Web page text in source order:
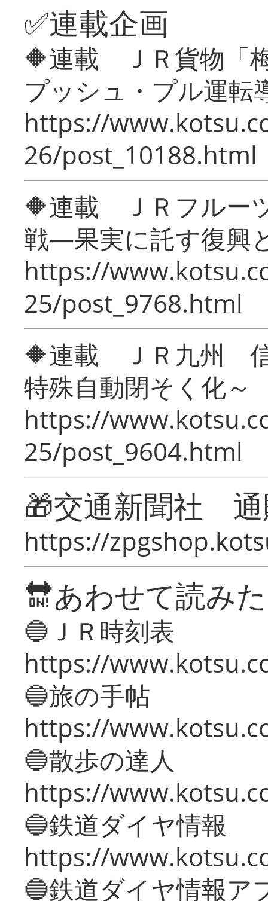
✅連載企画
🔶連載 ＪＲ貨物「
プッシュ・プル運転
https://
26/post_10188.html
🔶連載 ＪＲフルー
戦―果実に託す復興
https://
25/post_9768.html
🔶連載 ＪＲ九州 信
特殊自動閉そく化～
https://
25/post_9604.html
🎁交通新聞社
https://
🔛あわせて読み
🔵ＪＲ時刻表
https://
🔵旅の手帖
https://
🔵散歩の達人
https://
🔵鉄道ダイヤ情報
https://
🔵鉄道ダイヤ情報ア